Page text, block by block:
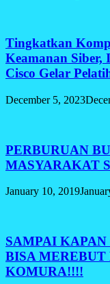
Tingkatkan
Keamanan Siber,
Cisco Gelar
December 5, 2023
PERBURUAN
MASYARAKAT
January 10, 2019
SAMPAI
BISA
KOMURA!!!!